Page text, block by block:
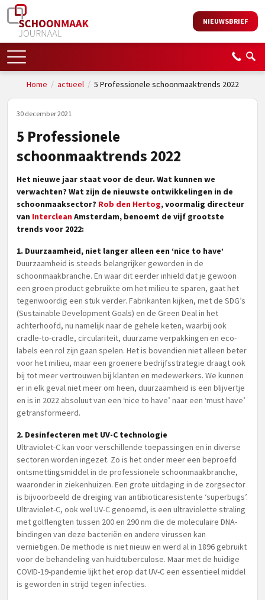
NIEUWSBRIEF
Home / actueel/ 5 Professionele schoonmaaktrends 2022
30 december 2021
5 Professionele
schoonmaaktrends 2022
Het nieuwe jaar staat voor de deur. Wat kunnen we
verwachten? Wat zijn de nieuwste ontwikkelingen in de
schoonmaaksector? Rob den Hertog, voormalig directeur
van IntercleanAmsterdam, benoemt de vijf grootste
trends voor 2022:
1. Duurzaamheid, niet langer alleen een ‘nice to have’
Duurzaamheid is steeds belangrijker geworden in de
schoonmaakbranche. En waar dit eerder inhield dat je gewoon
een groen product gebruikte om het milieu te sparen, gaat het
tegenwoordig een stuk verder. Fabrikanten kijken, met de SDG’s
(Sustainable Development Goals) en de Green Deal in het
achterhoofd, nu namelijk naar de gehele keten, waarbij ook
cradle-to-cradle, circulariteit, duurzame verpakkingen en eco-
labels een rol zijn gaan spelen. Het is bovendien niet alleen beter
voor het milieu, maar een groenere bedrijfsstrategie draagt ook
bij tot meer vertrouwen bij klanten en medewerkers. We kunnen
er in elk geval niet meer om heen, duurzaamheid is een blijvertje
en is in 2022 absoluut van een ‘nice to have’ naar een ‘must have’
getransformeerd.
2. Desinfecteren met UV-C technologie
Ultraviolet-C kan voor verschillende toepassingen en in diverse
sectoren worden ingezet. Zo is het onder meer een beproefd
ontsmettingsmiddel in de professionele schoonmaakbranche,
waaronder in ziekenhuizen. Een grote uitdaging in de zorgsector
is bijvoorbeeld de dreiging van antibioticaresistente ‘superbugs’.
Ultraviolet-C, ook wel UV-C genoemd, is een ultraviolette straling
met golflengten tussen 200 en 290 nm die de moleculaire DNA-
bindingen van deze bacteriën en andere virussen kan
vernietigen. De methode is niet nieuw en werd al in 1896 gebruikt
voor de behandeling van huidtuberculose. Maar met de huidige
COVID-19-pandemie lijkt het erop dat UV-C een essentieel middel
is geworden in strijd tegen infecties.